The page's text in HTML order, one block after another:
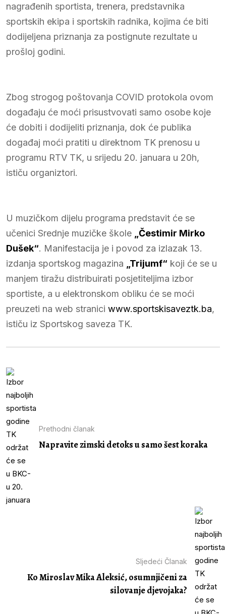
nagrađenih sportista, trenera, predstavnika
sportskih ekipa i sportskih radnika, kojima će biti
dodijeljena priznanja za postignute rezultate u
prošloj godini.
Zbog strogog poštovanja COVID protokola ovom
događaju će moći prisustvovati samo osobe koje
će dobiti i dodijeliti priznanja, dok će publika
događaj moći pratiti u direktnom TK prenosu u
programu RTV TK, u srijedu 20. januara u 20h,
ističu organiztori.
U muzičkom dijelu programa predstavit će se
učenici Srednje muzičke škole
„Čestimir Mirko
Dušek“. Manifestacija je i povod za izlazak 13.
izdanja sportskog magazina
„Trijumf“ koji će se u
manjem tiražu distribuirati posjetiteljima izbor
sportiste, a u elektronskom obliku će se moći
preuzeti na web stranici www.sportskisaveztk.ba,
ističu iz Sportskog saveza TK.
Prethodni članak
Napravite zimski detoks u samo šest koraka
Sljedeći Članak
Ko Miroslav Mika Aleksić, osumnjičeni za
silovanje djevojaka?